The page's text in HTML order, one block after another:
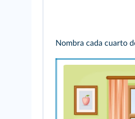
Nombra cada cuarto